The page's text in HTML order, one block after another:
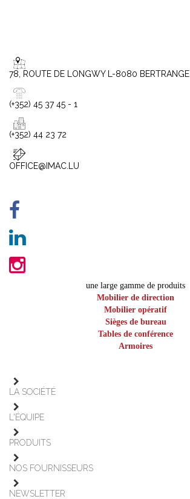
78, ROUTE DE LONGWY L-8080 BERTRANGE
(+352) 45 37 45 - 1
(+352) 44 23 72
OFFICE@IMAC.LU
une large gamme de produits
Mobilier de direction
Mobilier opératif
Sièges de bureau
Tables de conférence
Armoires
LA SOCIÉTÉ
L'ÉQUIPE
PRODUITS
NOS FOURNISSEURS
NEWSLETTER